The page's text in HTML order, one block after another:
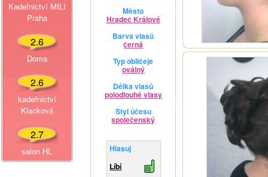
Kadeřnictví MILI
Praha
2.6
Doma
2.6
kadeřnictví
Klacková
2.7
salon HL
Město
Hradec Králové
Barva vlasů
černá
Typ obličeje
oválný
Délka vlasů
polodlouhé vlasy
Styl účesu
společenský
Hlasuj
Líbí